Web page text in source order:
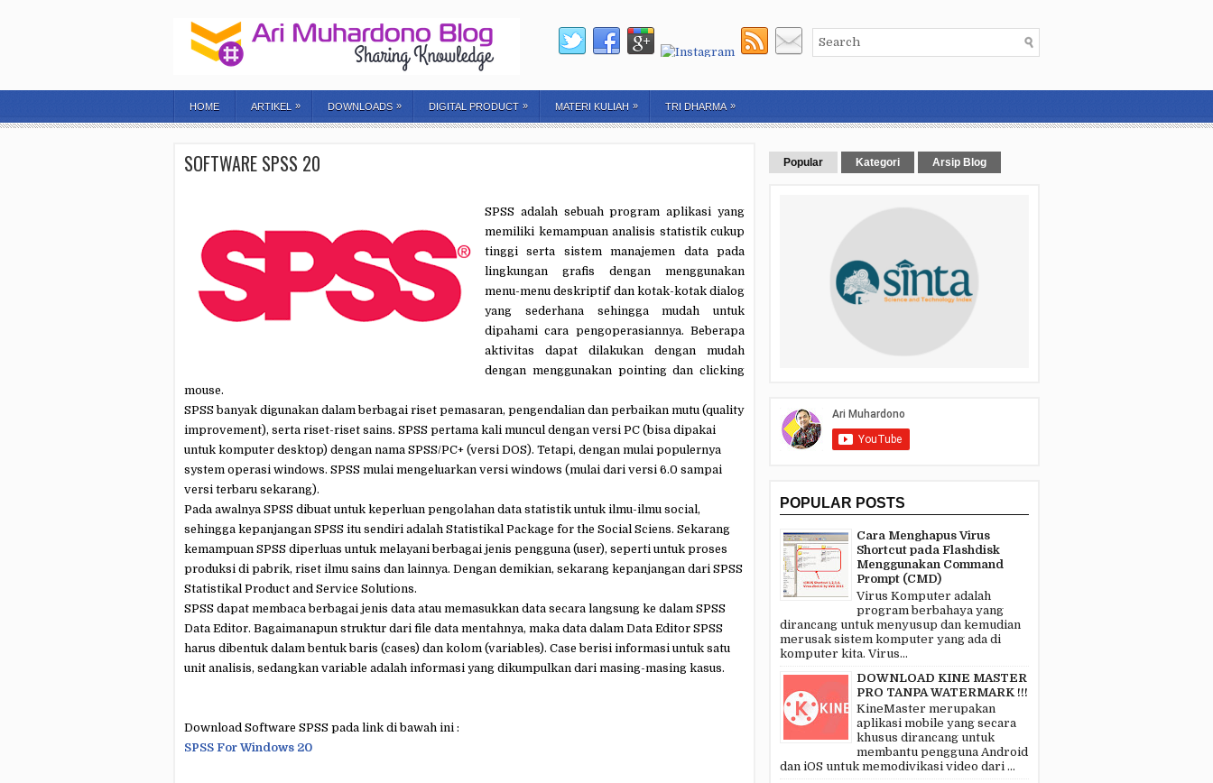
HOME ARTIKEL » DOWNLOADS » DIGITAL PRODUCT » MATERI KULIAH » TRI DHARMA »
SOFTWARE SPSS 20
SPSS adalah sebuah program aplikasi yang
memiliki kemampuan analisis statistik cukup
tinggi serta sistem manajemen data pada
lingkungan grafis dengan menggunakan
menu-menu deskriptif dan kotak-kotak dialog
yang sederhana sehingga mudah untuk
dipahami cara pengoperasiannya. Beberapa
aktivitas dapat dilakukan dengan mudah
dengan menggunakan pointing dan clicking
mouse.
SPSS banyak digunakan dalam berbagai riset pemasaran, pengendalian dan perbaikan mutu (quality
improvement), serta riset-riset sains. SPSS pertama kali muncul dengan versi PC (bisa dipakai
untuk komputer desktop) dengan nama SPSS/PC+ (versi DOS). Tetapi, dengan mulai populernya
system operasi windows. SPSS mulai mengeluarkan versi windows (mulai dari versi 6.0 sampai
versi terbaru sekarang).
Pada awalnya SPSS dibuat untuk keperluan pengolahan data statistik untuk ilmu-ilmu social,
sehingga kepanjangan SPSS itu sendiri adalah Statistikal Package for the Social Sciens. Sekarang
kemampuan SPSS diperluas untuk melayani berbagai jenis pengguna (user), seperti untuk proses
produksi di pabrik, riset ilmu sains dan lainnya. Dengan demikian, sekarang kepanjangan dari SPSS
Statistikal Product and Service Solutions.
SPSS dapat membaca berbagai jenis data atau memasukkan data secara langsung ke dalam SPSS
Data Editor. Bagaimanapun struktur dari file data mentahnya, maka data dalam Data Editor SPSS
harus dibentuk dalam bentuk baris (cases) dan kolom (variables). Case berisi informasi untuk satu
unit analisis, sedangkan variable adalah informasi yang dikumpulkan dari masing-masing kasus.
Download Software SPSS pada link di bawah ini :
SPSS For Windows 20
Popular Kategori Arsip Blog
POPULAR POSTS
Cara Menghapus Virus
Shortcut pada Flashdisk
Menggunakan Command
Prompt (CMD)
Virus Komputer adalah
program berbahaya yang
dirancang untuk menyusup dan kemudian
merusak sistem komputer yang ada di
komputer kita. Virus...
DOWNLOAD KINE MASTER
PRO TANPA WATERMARK !!!
KineMaster merupakan
aplikasi mobile yang secara
khusus dirancang untuk
membantu pengguna Android
dan iOS untuk memodivikasi video dari ...